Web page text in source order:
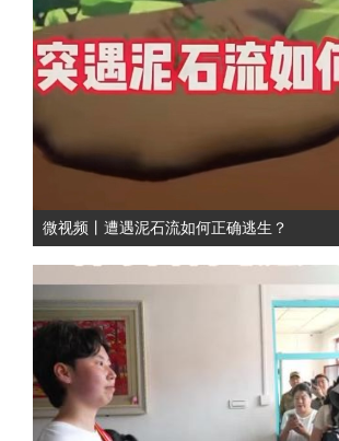
微视频丨遭遇泥石流如何正确逃生？